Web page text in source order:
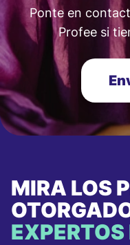
Ponte en
Profee si
MIRA LOS
EXPERTOS